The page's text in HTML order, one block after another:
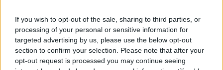
If you wish to opt-out of the sale, sharing to third parties, or
processing of your personal or sensitive information for
targeted advertising by us, please use the below opt-out
section to confirm your selection. Please note that after your
opt-out request is processed you may continue seeing
AUTORE
Davide Ferraro
Davide Ferraro, giornalista esperto di consumi
e commercio elettronico, analizza offerte e